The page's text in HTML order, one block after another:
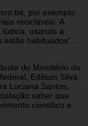
por exemplo.
recicláveis. A
usando a
habituados”,
do Ministério da
Edilson Silva,
Luciana Santos,
saber que
científico e